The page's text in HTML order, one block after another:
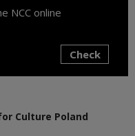
NCC online
Check
Culture Poland